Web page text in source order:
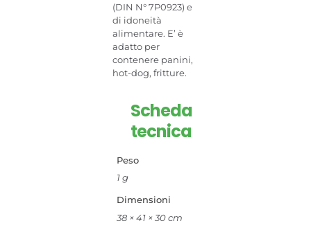
(DIN N° 7P0923) e
di idoneità
alimentare. E’ è
adatto per
contenere panini,
hot-dog, fritture.
Scheda
tecnica
Peso
1 g
Dimensioni
38 × 41 × 30 cm